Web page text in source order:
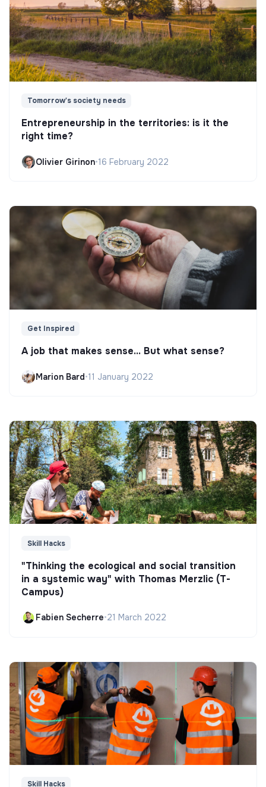
Tomorrow's society needs
Entrepreneurship in the territories: is it the
right time?
Olivier Girinon•16 February 2022
Get Inspired
A job that makes sense... But what sense?
Marion Bard•11 January 2022
Skill Hacks
"Thinking the ecological and social transition
in a systemic way" with Thomas Merzlic (T-
Campus)
Fabien Secherre•21 March 2022
Skill Hacks